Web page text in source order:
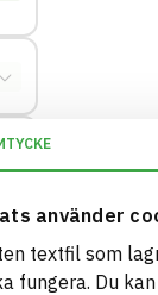
använder
textfil som
fungera. Du